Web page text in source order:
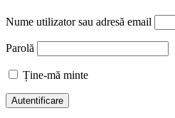
Nume utilizator sau adresă email
Parolă
Ține-mă minte